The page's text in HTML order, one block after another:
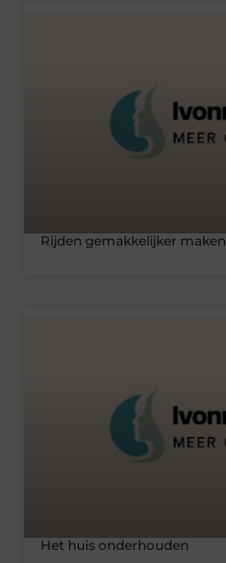
Rijden gemakkelijker maken
Het huis onderhouden